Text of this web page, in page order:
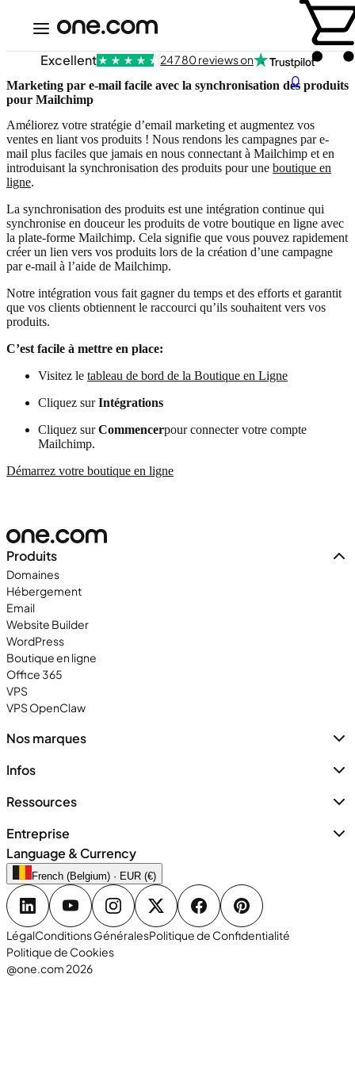
0
Excellent 24 780 reviews on
Marketing par e-mail facile avec la synchronisation des produits
pour Mailchimp
Améliorez votre stratégie d’email marketing et augmentez vos
ventes en liant vos produits ! Nous rendons les campagnes par e-
mail plus faciles que jamais en nous connectant à Mailchimp et en
introduisant la synchronisation des produits pour une boutique en
ligne.
La synchronisation des produits est une intégration continue qui
synchronise en douceur les produits de votre boutique en ligne avec
la plate-forme Mailchimp. Cela signifie que vous pouvez rapidement
créer un lien vers vos produits lors de la création d’une campagne
par e-mail à l’aide de Mailchimp.
Notre intégration vous fait gagner du temps et des efforts et garantit
que vos clients obtiennent le raccourci qu’ils souhaitent vers vos
produits.
C’est facile à mettre en place:
Visitez le tableau de bord de la Boutique en Ligne
Cliquez surIntégrations
Cliquez surCommencerpour connecter votre compte
Mailchimp.
Démarrez votre boutique en ligne
Produits
Domaines
Hébergement
Email
Website Builder
WordPress
Boutique en ligne
Office 365
VPS
VPS OpenClaw
Nos marques
Infos
Ressources
Entreprise
Language & Currency
French (Belgium) · EUR (€)
LégalConditions GénéralesPolitique de Confidentialité
Politique de Cookies
@one.com 2026